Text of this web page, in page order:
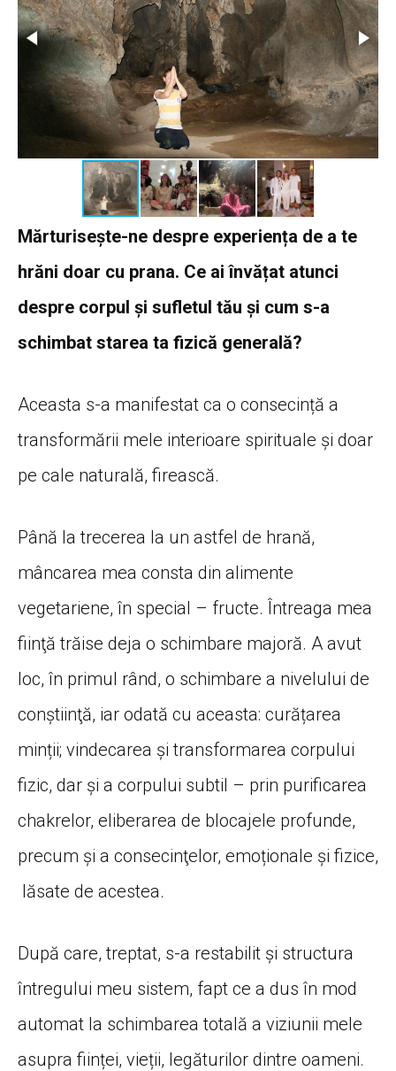
Mărturisește-ne despre experiența de a te
hrăni doar cu prana. Ce ai învățat atunci
despre corpul și sufletul tău și cum s-a
schimbat starea ta fizică generală?
Aceasta s-a manifestat ca o consecință a
transformării mele interioare spirituale și doar
pe cale naturală, firească.
Până la trecerea la un astfel de hrană,
mâncarea mea consta din alimente
vegetariene, în special – fructe. Întreaga mea
fiinţă trăise deja o schimbare majoră. A avut
loc, în primul rând, o schimbare a nivelului de
conştiinţă, iar odată cu aceasta: curățarea
minții; vindecarea și transformarea corpului
fizic, dar şi a corpului subtil – prin purificarea
chakrelor, eliberarea de blocajele profunde,
precum şi a consecinţelor, emoționale și fizice,
lăsate de acestea.
După care, treptat, s-a restabilit şi structura
întregului meu sistem, fapt ce a dus în mod
automat la schimbarea totală a viziunii mele
asupra ființei, vieții, legăturilor dintre oameni.